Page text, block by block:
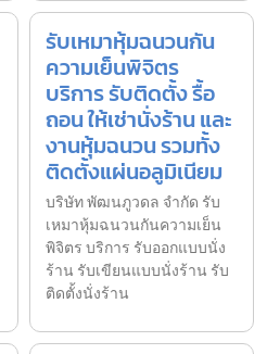
รับเหมาหุ้มฉนวนกัน
ความเย็นพิจิตร
บริการ รับติดตั้ง รื้อ
ถอน ให้เช่านั่งร้าน และ
งานหุ้มฉนวน รวมทั้ง
ติดตั้งแผ่นอลูมิเนียม
บริษัท พัฒนภูวดล จำกัด รับ
เหมาหุ้มฉนวนกันความเย็น
พิจิตร บริการ รับออกแบบนั่ง
ร้าน รับเขียนแบบนั่งร้าน รับ
ติดตั้งนั่งร้าน